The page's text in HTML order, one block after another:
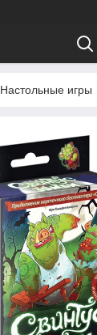
Настольные игры